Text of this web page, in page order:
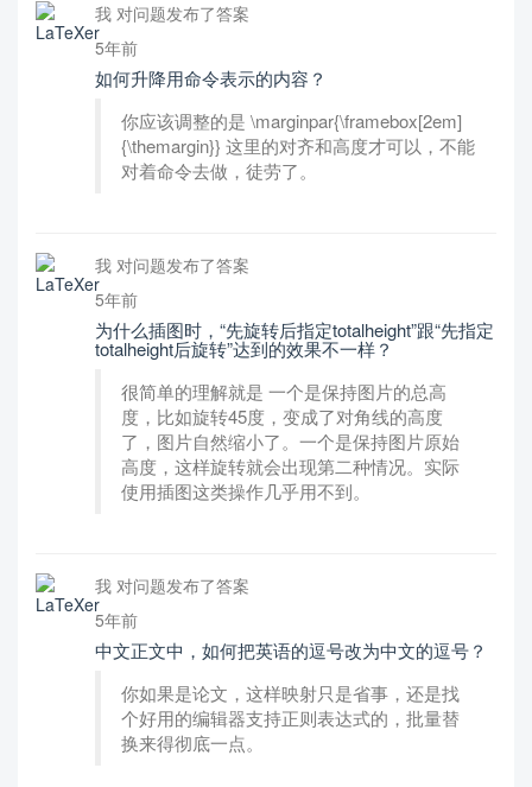
我 对问题发布了答案
5年前
如何升降用命令表示的内容？
你应该调整的是 \marginpar{\framebox[2em]
{\themargin}} 这里的对齐和高度才可以，不能
对着命令去做，徒劳了。
我 对问题发布了答案
5年前
为什么插图时，“先旋转后指定totalheight”跟“先指定
totalheight后旋转”达到的效果不一样？
很简单的理解就是 一个是保持图片的总高
度，比如旋转45度，变成了对角线的高度
了，图片自然缩小了。一个是保持图片原始
高度，这样旋转就会出现第二种情况。实际
使用插图这类操作几乎用不到。
我 对问题发布了答案
5年前
中文正文中，如何把英语的逗号改为中文的逗号？
你如果是论文，这样映射只是省事，还是找
个好用的编辑器支持正则表达式的，批量替
换来得彻底一点。